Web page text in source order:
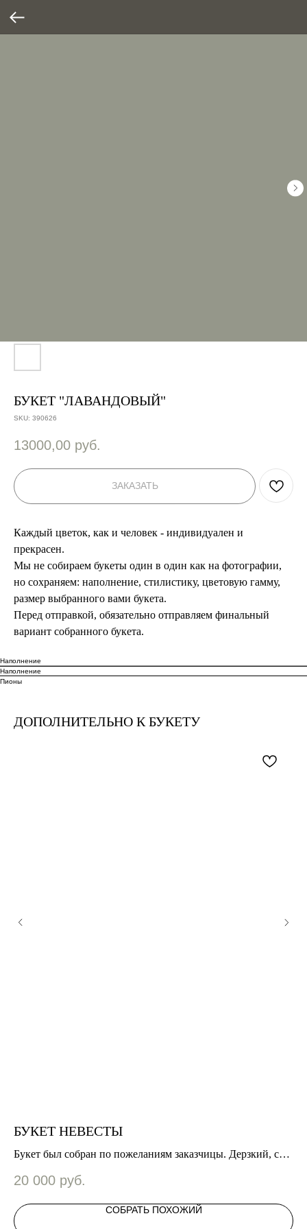
БУКЕТ "ЛАВАНДОВЫЙ"
SKU: 390626
13000,00 руб.
ЗАКАЗАТЬ
Каждый цветок, как и человек - индивидуален и
прекрасен.
Мы не собираем букеты один в один как на фотографии,
но сохраняем: наполнение, стилистику, цветовую гамму,
размер выбранного вами букета.
Перед отправкой, обязательно отправляем финальный
вариант собранного букета.
Наполнение
Наполнение
Пионы
ДОПОЛНИТЕЛЬНО К БУКЕТУ
БУКЕТ НЕВЕСТЫ
Букет был собран по пожеланиям заказчицы. Дерзкий, со
оттенках.
20 000 руб.
СОБРАТЬ ПОХОЖИЙ